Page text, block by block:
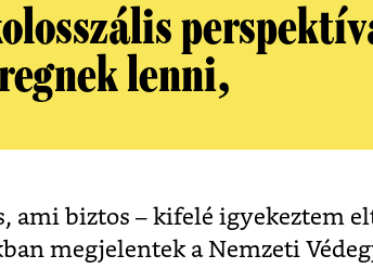
lenni,
ami biztos – kifelé igyekeztem
megjelentek a Nemzeti